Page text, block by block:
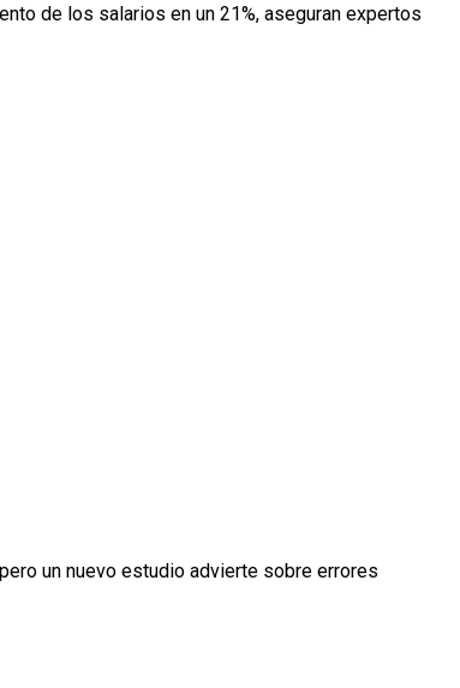
un nuevo estudio advierte sobre errores